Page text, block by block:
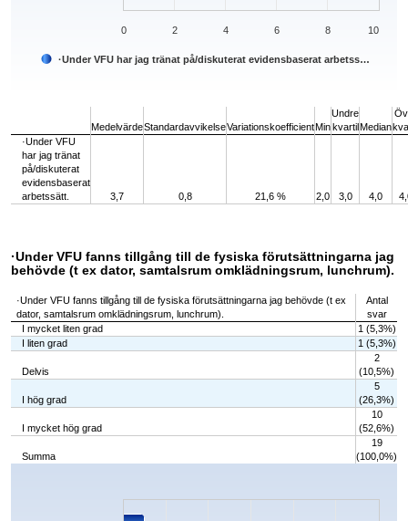
·Under VFU har jag tränat på/diskuterat evidensbaserat arbetss…
0 2 4 6 8 10
MedelvärdeStandardavvikelseVariationskoefficientMin
Undre
kvartilMedian
·Under VFU
har jag tränat
på/diskuterat
evidensbaserat
arbetssätt.
3,7 0,8 21,6 % 2,0 3,0 4,0
·Under VFU fanns tillgång till de fysiska förutsättningarna jag
behövde (t ex dator, samtalsrum omklädningsrum, lunchrum).
·Under VFU fanns tillgång till de fysiska förutsättningarna jag behövde (t ex
dator, samtalsrum omklädningsrum, lunchrum).
Antal
svar
I mycket liten grad
1 (5,3%)
I liten grad
1 (5,3%)
Delvis
2
(10,5%)
I hög grad
5
(26,3%)
I mycket hög grad
10
(52,6%)
Summa
19
(100,0%)
Chart
The chart has 1 X axis displaying categories.
The chart has 1 Y axis displaying values. Data ranges from 1 to 10.